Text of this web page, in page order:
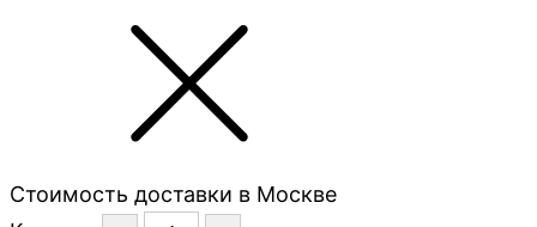
Стоимость доставки в Москве